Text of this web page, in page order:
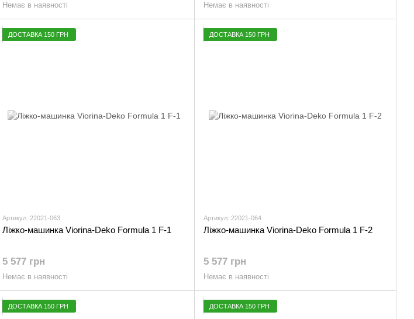
Немає в наявності Немає в наявності
ДОСТАВКА 150 ГРН
Артикул: 22021-063
Ліжко-машинка Viorina-Deko Formula 1 F-1
5 577 грн
Немає в наявності
ДОСТАВКА 150 ГРН
Артикул: 22021-064
Ліжко-машинка Viorina-Deko Formula 1 F-2
5 577 грн
Немає в наявності
ДОСТАВКА 150 ГРН ДОСТАВКА 150 ГРН